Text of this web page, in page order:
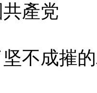
產党
不成摧